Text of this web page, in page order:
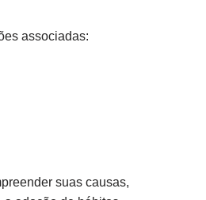
associadas:
suas causas,